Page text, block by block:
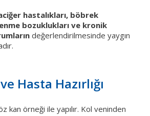
hastalıkları, böbrek
bozuklukları ve kronik
değerlendirilmesinde yaygın
Hasta Hazırlığı
kan örneği ile yapılır. Kol veninden